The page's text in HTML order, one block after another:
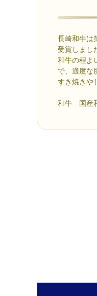
長崎和牛は
受賞しまし
和牛の程よ
で、適度な
すき焼きや
和牛 国産